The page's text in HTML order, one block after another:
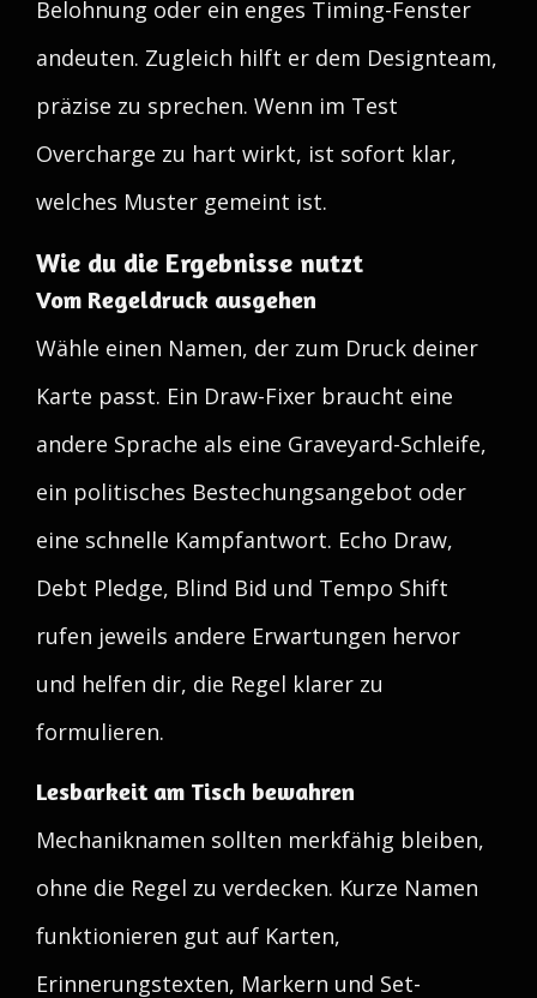
Belohnung oder ein enges Timing-Fenster
andeuten. Zugleich hilft er dem Designteam,
präzise zu sprechen. Wenn im Test
Overcharge zu hart wirkt, ist sofort klar,
welches Muster gemeint ist.
Wie du die Ergebnisse nutzt
Vom Regeldruck ausgehen
Wähle einen Namen, der zum Druck deiner
Karte passt. Ein Draw-Fixer braucht eine
andere Sprache als eine Graveyard-Schleife,
ein politisches Bestechungsangebot oder
eine schnelle Kampfantwort. Echo Draw,
Debt Pledge, Blind Bid und Tempo Shift
rufen jeweils andere Erwartungen hervor
und helfen dir, die Regel klarer zu
formulieren.
Lesbarkeit am Tisch bewahren
Mechaniknamen sollten merkfähig bleiben,
ohne die Regel zu verdecken. Kurze Namen
funktionieren gut auf Karten,
Erinnerungstexten, Markern und Set-